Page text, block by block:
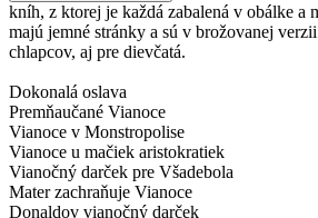
kníh, z ktorej je každá zabalená v obálke a
majú jemné stránky a sú v brožovanej
chlapcov, aj pre dievčatá.
Dokonalá oslava
Premňaučané Vianoce
Vianoce v Monstropolise
Vianoce u mačiek aristokratiek
Vianočný darček pre Všadebola
Mater zachraňuje Vianoce
Donaldov vianočný darček